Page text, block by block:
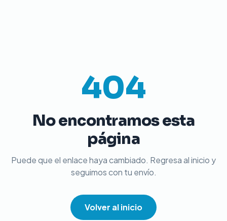
404
No encontramos esta
página
Puede que el enlace haya cambiado. Regresa al inicio y
seguimos con tu envío.
Volver al inicio